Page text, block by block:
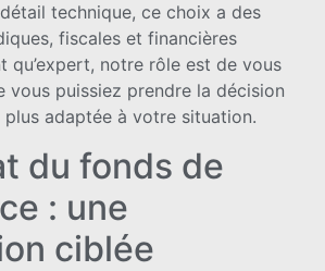
technique, ce choix a des
fiscales et financières
qu’expert, notre rôle est de vous
vous puissiez prendre la décision
plus adaptée à votre situation.
du fonds de
: une
ciblée